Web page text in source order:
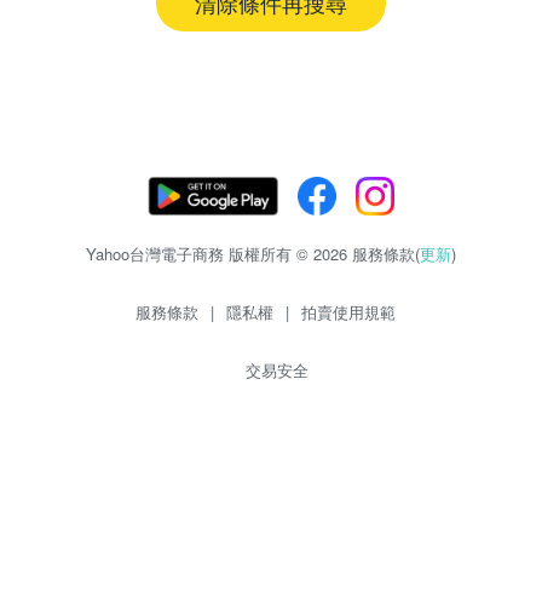
Yahoo台灣電子商務 版權所有 © 2026 服務條款(更新)
服務條款 | 隱私權 | 拍賣使用規範
交易安全